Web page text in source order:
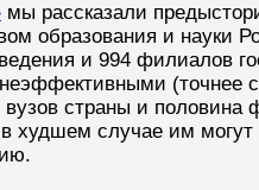
мы рассказали
образования и науки
и 994 филиалов
(точнее
вузов страны и
худшем случае им